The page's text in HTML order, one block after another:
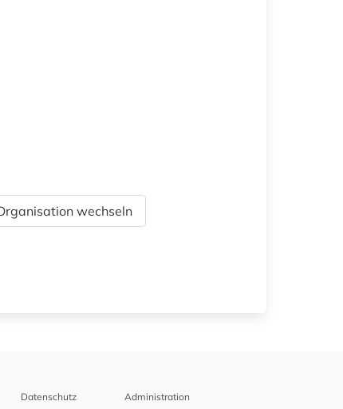
wechseln
Datenschutz Administration